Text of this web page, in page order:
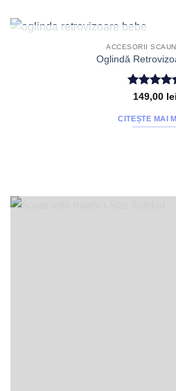
STOC
ACCESORII
Oglindă
Evaluat la
149,00 lei
CITEȘTE MAI